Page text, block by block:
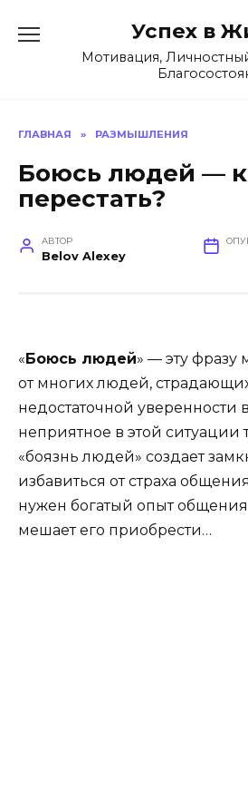
содержанию
Успех в
Мотивация,
ГЛАВНАЯ » РАЗМЫШЛЕНИЯ
Боюсь людей —
перестать?
АВТОР
Belov Alexey
«Боюсь людей» — эту фразу
от многих людей,
недостаточной уверенности
неприятное в этой ситуации
«боязнь людей» создает
избавиться от страха
нужен богатый опыт
мешает его приобрести…